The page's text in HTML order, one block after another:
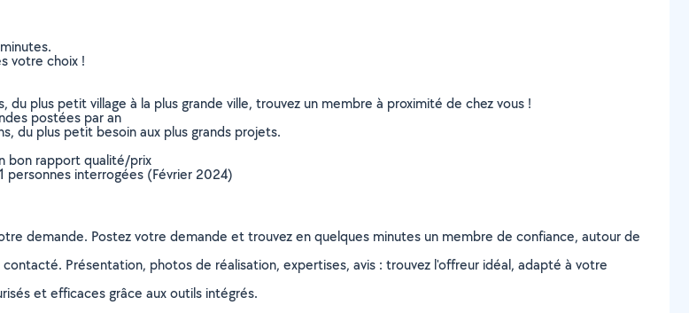
votre choix !
plus petit village à la plus grande ville, trouvez un membre à proximité de chez vous !
postées par an
du plus petit besoin aux plus grands projets.
bon rapport qualité/prix
personnes interrogées (Février 2024)
demande. Postez votre demande et trouvez en quelques minutes un membre de confiance, autour de
Présentation, photos de réalisation, expertises, avis : trouvez l'offreur idéal, adapté à votre
et efficaces grâce aux outils intégrés.